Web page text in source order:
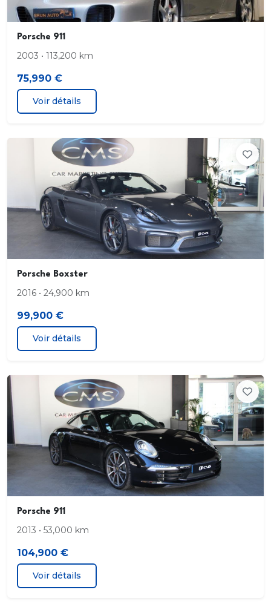
Porsche 911
2003 • 113,200 km
75,990 €
Voir détails
Porsche Boxster
2016 • 24,900 km
99,900 €
Voir détails
Porsche 911
2013 • 53,000 km
104,900 €
Voir détails